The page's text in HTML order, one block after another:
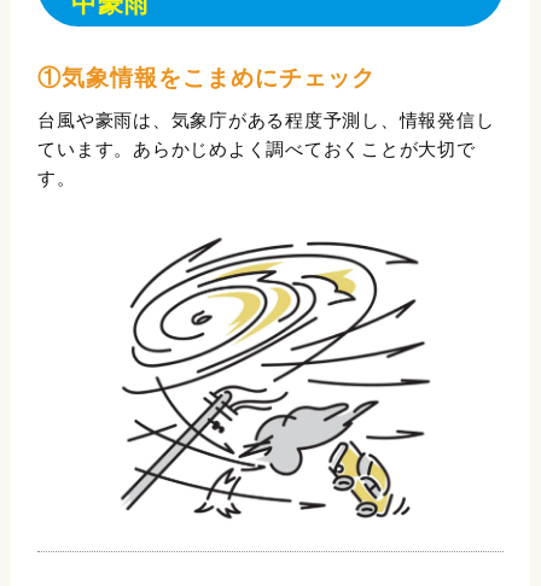
①気象情報をこまめにチェック
台風や豪雨は、気象庁がある程度予測し、情報発信し
ています。あらかじめよく調べておくことが大切で
す。